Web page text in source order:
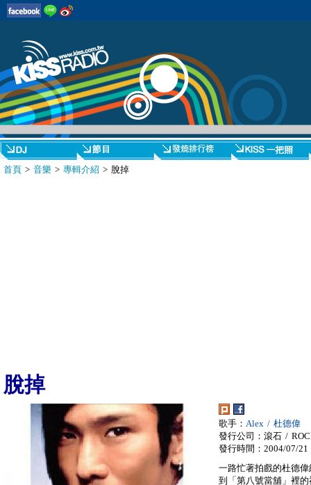
首頁 > 音樂 > 專輯介紹 > 脫掉
脫掉
歌手： Alex / 杜德偉
發行公司：滾石 /
發行時間：2004/07/21
一路忙著拍戲的杜德
到「第八號當舖」裡